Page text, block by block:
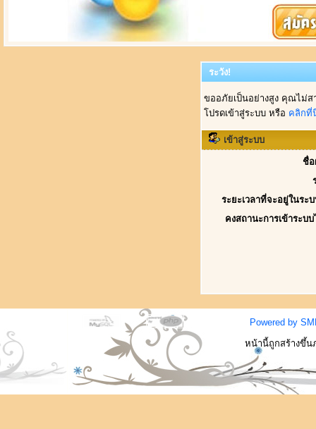
ระวัง!
ขออภัยเป็นอย่างสูง คุณไม่
โปรดเข้าสู่ระบบ หรือ คลิกที่
เข้าสู่ระบบ
ชื่อ
ระยะเวลาที่จะอยู่ในระ
คงสถานะการเข้าระบ
Powered by
หน้านี้ถูกสร้างขึ้น